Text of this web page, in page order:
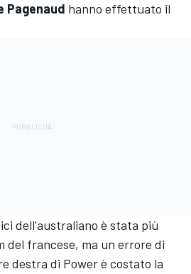
Pagenaud hanno effettuato il
dell'australiano è stata più
del francese, ma un errore di
destra di Power è costato la